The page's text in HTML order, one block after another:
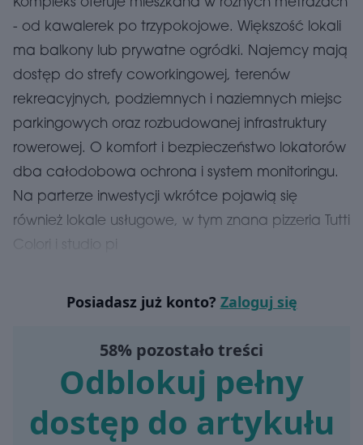
Kompleks oferuje mieszkana w różnych metrażach
- od kawalerek po trzypokojowe. Większość lokali
ma balkony lub prywatne ogródki. Najemcy mają
dostęp do strefy coworkingowej, terenów
rekreacyjnych, podziemnych i naziemnych miejsc
parkingowych oraz rozbudowanej infrastruktury
rowerowej. O komfort i bezpieczeństwo lokatorów
dba całodobowa ochrona i system monitoringu.
Na parterze inwestycji wkrótce pojawią się
również lokale usługowe, w tym znana pizzeria Tutti
Posiadasz już konto? Zaloguj się
58% pozostało treści
Odblokuj pełny
dostęp do artykułu